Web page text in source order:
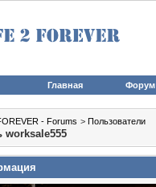
Главная Форум
- Forums > Пользователи
worksale555